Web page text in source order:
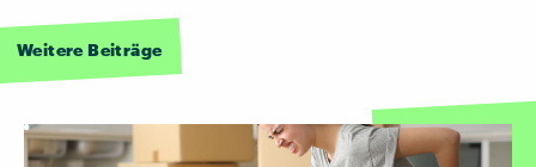
Weitere Beiträge